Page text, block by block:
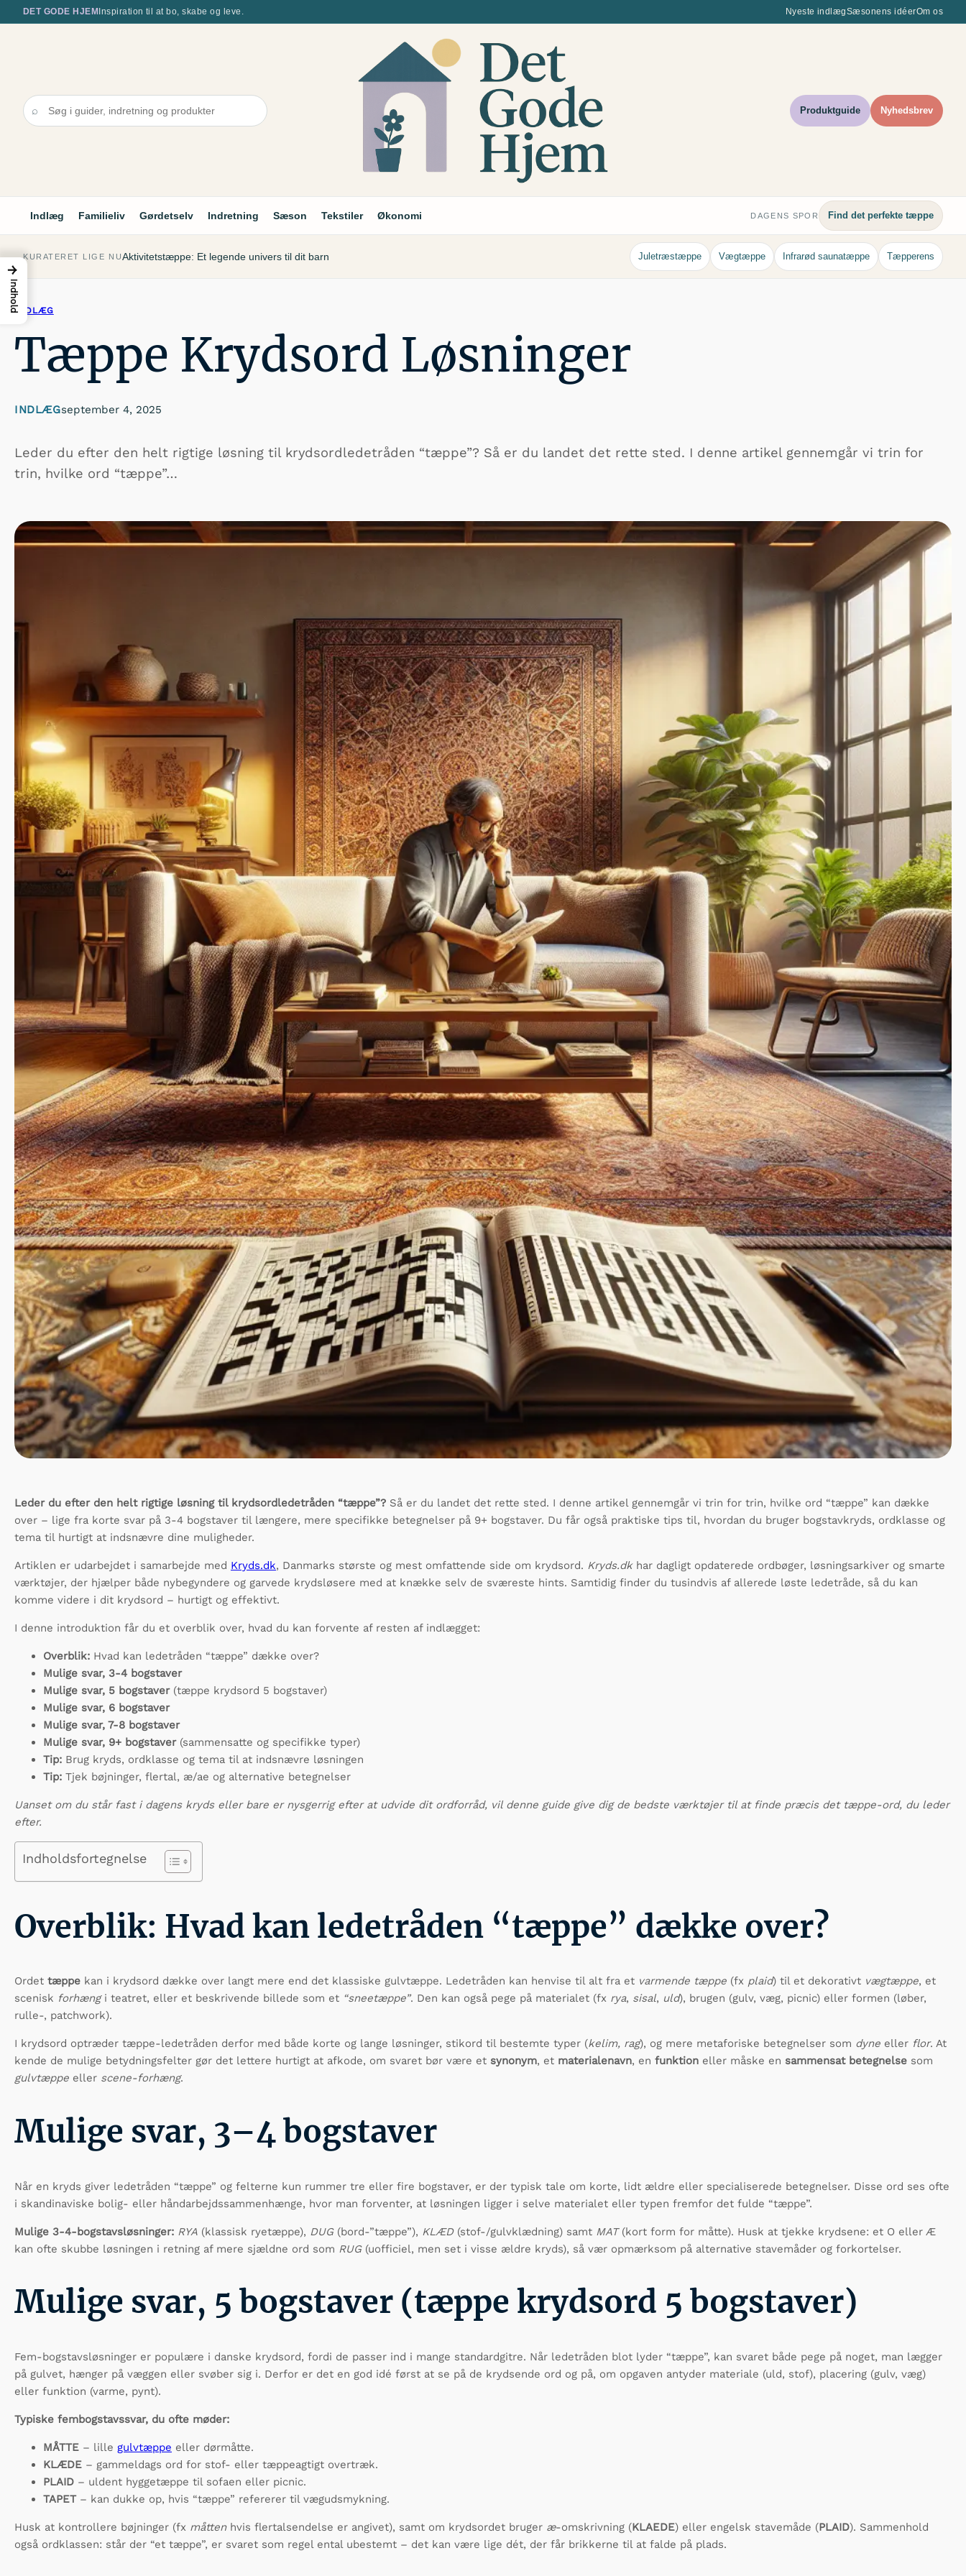
Spring
til
DET GODE HJEM Inspiration til at bo, skabe og leve. Nyeste indlægSæsonens idéerOm os
⌕ Produktguide Nyhedsbrev
Indlæg Familieliv Gørdetselv Indretning Sæson Tekstiler Økonomi DAGENS SPOR Find det perfekte tæppe
KURATERET LIGE NUAktivitetstæppe: Et legende univers til dit barn Juletræstæppe Vægtæppe Infrarød saunatæppe Tæpperens
INDLÆG
Tæppe Krydsord Løsninger
INDLÆGseptember 4, 2025
Leder du efter den helt rigtige løsning til krydsordledetråden “tæppe”? Så er du landet det rette sted. I denne artikel gennemgår vi trin for
trin, hvilke ord “tæppe”…
Leder du efter den helt rigtige løsning til krydsordledetråden “tæppe”? Så er du landet det rette sted. I denne artikel gennemgår vi trin for trin, hvilke ord “tæppe” kan dække
over – lige fra korte svar på 3-4 bogstaver til længere, mere specifikke betegnelser på 9+ bogstaver. Du får også praktiske tips til, hvordan du bruger bogstavkryds, ordklasse og
tema til hurtigt at indsnævre dine muligheder.
Artiklen er udarbejdet i samarbejde med Kryds.dk, Danmarks største og mest omfattende side om krydsord. Kryds.dkhar dagligt opdaterede ordbøger, løsningsarkiver og smarte
værktøjer, der hjælper både nybegyndere og garvede krydsløsere med at knække selv de sværeste hints. Samtidig finder du tusindvis af allerede løste ledetråde, så du kan
komme videre i dit krydsord – hurtigt og effektivt.
I denne introduktion får du et overblik over, hvad du kan forvente af resten af indlægget:
Overblik: Hvad kan ledetråden “tæppe” dække over?
Mulige svar, 3-4 bogstaver
Mulige svar, 5 bogstaver(tæppe krydsord 5 bogstaver)
Mulige svar, 6 bogstaver
Mulige svar, 7-8 bogstaver
Mulige svar, 9+ bogstaver(sammensatte og specifikke typer)
Tip: Brug kryds, ordklasse og tema til at indsnævre løsningen
Tip: Tjek bøjninger, flertal, æ/ae og alternative betegnelser
Uanset om du står fast i dagens kryds eller bare er nysgerrig efter at udvide dit ordforråd, vil denne guide give dig de bedste værktøjer til at finde præcis det tæppe-ord, du leder
efter.
Indholdsfortegnelse
Overblik: Hvad kan ledetråden “tæppe” dække over?
Ordet tæppe kan i krydsord dække over langt mere end det klassiske gulvtæppe. Ledetråden kan henvise til alt fra et varmende tæppe (fx plaid) til et dekorativt vægtæppe, et
scenisk forhængi teatret, eller et beskrivende billede som et “sneetæppe”. Den kan også pege på materialet (fx rya, sisal, uld), brugen (gulv, væg, picnic) eller formen (løber,
rulle-, patchwork).
I krydsord optræder tæppe-ledetråden derfor med både korte og lange løsninger, stikord til bestemte typer (kelim, rag), og mere metaforiske betegnelser som dyne eller flor. At
kende de mulige betydningsfelter gør det lettere hurtigt at afkode, om svaret bør være et synonym, et materialenavn, en funktion eller måske en sammensat betegnelse som
gulvtæppe eller scene-forhæng.
Mulige svar, 3–4 bogstaver
Når en kryds giver ledetråden “tæppe” og felterne kun rummer tre eller fire bogstaver, er der typisk tale om korte, lidt ældre eller specialiserede betegnelser. Disse ord ses ofte
i skandinaviske bolig- eller håndarbejdssammenhænge, hvor man forventer, at løsningen ligger i selve materialet eller typen fremfor det fulde “tæppe”.
Mulige 3-4-bogstavsløsninger: RYA (klassisk ryetæppe), DUG(bord-”tæppe”), KLÆD(stof-/gulvklædning) samt MAT(kort form for måtte). Husk at tjekke krydsene: et O eller Æ
kan ofte skubbe løsningen i retning af mere sjældne ord som RUG(uofficiel, men set i visse ældre kryds), så vær opmærksom på alternative stavemåder og forkortelser.
Mulige svar, 5 bogstaver (tæppe krydsord 5 bogstaver)
Fem‐bogstavsløsninger er populære i danske krydsord, fordi de passer ind i mange standardgitre. Når ledetråden blot lyder “tæppe”, kan svaret både pege på noget, man lægger
på gulvet, hænger på væggen eller svøber sig i. Derfor er det en god idé først at se på de krydsende ord og på, om opgaven antyder materiale (uld, stof), placering (gulv, væg)
eller funktion (varme, pynt).
Typiske fembogstavssvar, du ofte møder:
MÅTTE – lille gulvtæppe eller dørmåtte.
KLÆDE – gammeldags ord for stof- eller tæppe­agtigt overtræk.
PLAID – uldent hyggetæppe til sofaen eller picnic.
TAPET– kan dukke op, hvis “tæppe” refererer til væg­udsmykning.
Husk at kontrollere bøjninger (fx måttenhvis flertals­endelse er angivet), samt om krydsordet bruger æ-omskrivning (KLAEDE) eller engelsk stavemåde (PLAID). Sammenhold
også ordklassen: står der “et tæppe”, er svaret som regel ental ubestemt – det kan være lige dét, der får brikkerne til at falde på plads.
→
Indhold